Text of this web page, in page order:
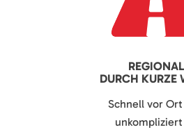
REGIONAL
DURCH KURZE
Schnell vor